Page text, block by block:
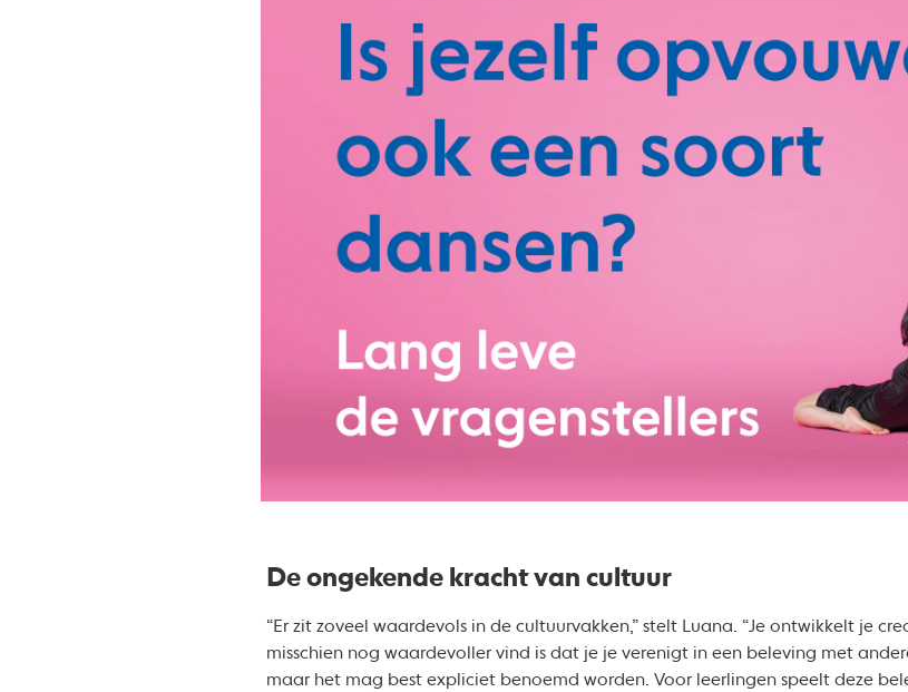
De ongekende kracht van cultuur
“Er zit zoveel waardevols in de cultuurvakken,” stelt Luana. “Je ontwikkelt je
misschien nog waardevoller vind is dat je je verenigt in een beleving met
maar het mag best expliciet benoemd worden. Voor leerlingen speelt deze